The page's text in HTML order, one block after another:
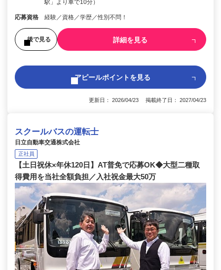
駅」より車で10分）
応募資格 経験／資格／学歴／性別不問！
後で見る 詳細を見る
アピールポイントを見る
更新日： 2026/04/23 掲載終了日： 2027/04/23
スクールバスの運転士
日立自動車交通株式会社
正社員
【土日祝休×年休120日】AT普免で応募OK◆大型二種取
得費用を当社全額負担／入社祝金最大50万